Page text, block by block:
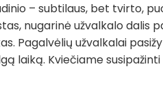
– subtilaus, bet tvirto,
nugarinė užvalkalo dalis
Pagalvėlių užvalkalai
laiką. Kviečiame susipažinti